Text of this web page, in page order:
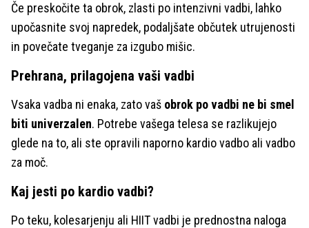
Če preskočite ta obrok, zlasti po intenzivni vadbi, lahko
upočasnite svoj napredek, podaljšate občutek utrujenosti
in povečate tveganje za izgubo mišic.
Prehrana, prilagojena vaši vadbi
Vsaka vadba ni enaka, zato vaš obrok po vadbi ne bi smel
biti univerzalen. Potrebe vašega telesa se razlikujejo
glede na to, ali ste opravili naporno kardio vadbo ali vadbo
za moč.
Kaj jesti po kardio vadbi?
Po teku, kolesarjenju ali HIIT vadbi je prednostna naloga